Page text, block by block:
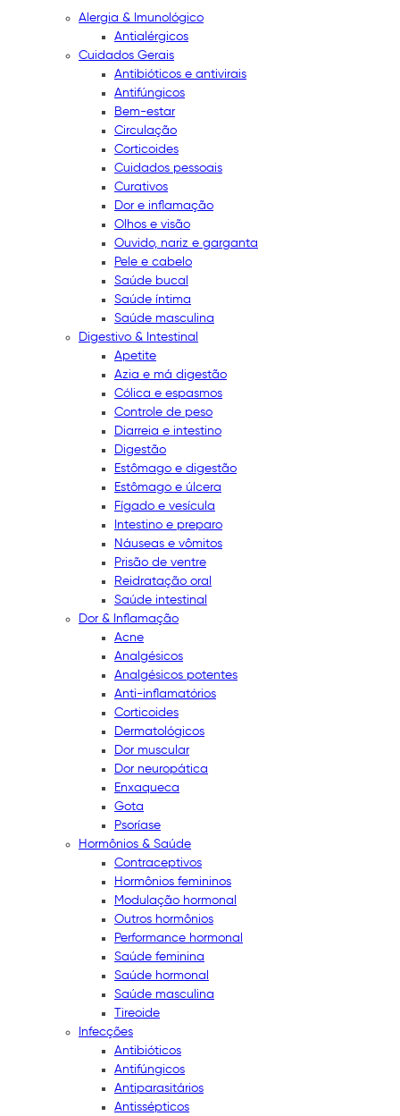
Alergia & Imunológico
Antialérgicos
Cuidados Gerais
Antibióticos e antivirais
Antifúngicos
Bem-estar
Circulação
Corticoides
Cuidados pessoais
Curativos
Dor e inflamação
Olhos e visão
Ouvido, nariz e garganta
Pele e cabelo
Saúde bucal
Saúde íntima
Saúde masculina
Digestivo & Intestinal
Apetite
Azia e má digestão
Cólica e espasmos
Controle de peso
Diarreia e intestino
Digestão
Estômago e digestão
Estômago e úlcera
Fígado e vesícula
Intestino e preparo
Náuseas e vômitos
Prisão de ventre
Reidratação oral
Saúde intestinal
Dor & Inflamação
Acne
Analgésicos
Analgésicos potentes
Anti-inflamatórios
Corticoides
Dermatológicos
Dor muscular
Dor neuropática
Enxaqueca
Gota
Psoríase
Hormônios & Saúde
Contraceptivos
Hormônios femininos
Modulação hormonal
Outros hormônios
Performance hormonal
Saúde feminina
Saúde hormonal
Saúde masculina
Tireoide
Infecções
Antibióticos
Antifúngicos
Antiparasitários
Antissépticos